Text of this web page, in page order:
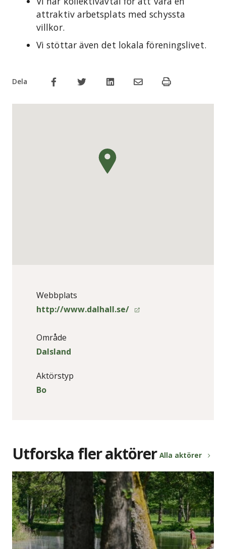
attraktiv arbetsplats med schyssta
villkor.
Vi stöttar även det lokala föreningslivet.
Dela
Webbplats
http://www.dalhall.se/
Område
Dalsland
Aktörstyp
Bo
Utforska fler aktörer Alla aktörer